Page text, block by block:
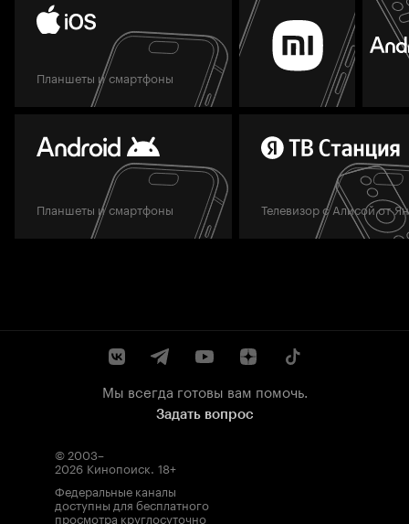
Планшеты и смартфоны
Планшеты и смартфоны Телевизор с Алисой от
Мы всегда готовы вам помочь.
Задать вопрос
© 2003–
2026 Кинопоиск. 18+
Федеральные каналы
доступны для бесплатного
просмотра круглосуточно